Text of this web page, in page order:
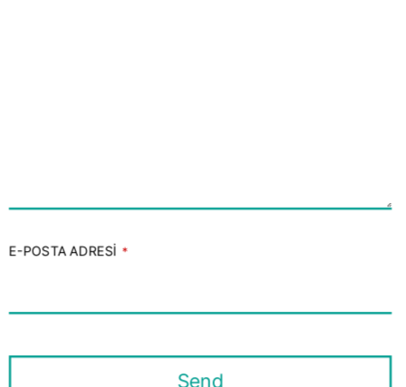
E-POSTA ADRESI *
Send